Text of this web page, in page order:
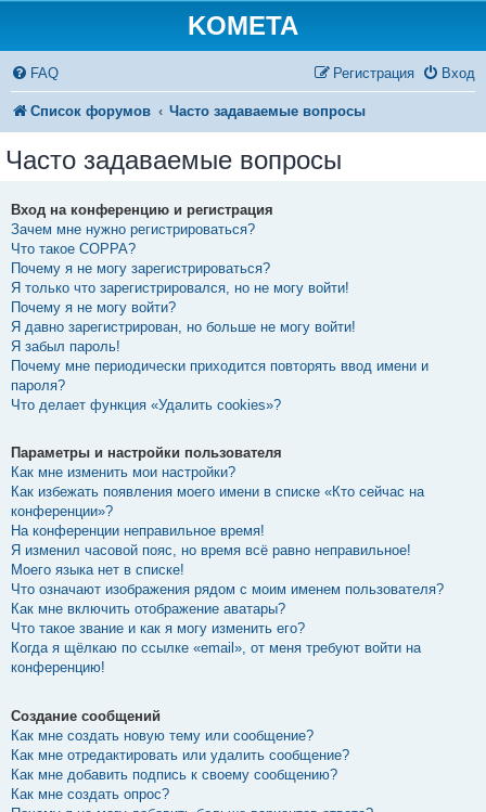
KOMETA
FAQ Вход
Регистрация
Список форумов Часто задаваемые вопросы
Часто задаваемые вопросы
Вход на конференцию и регистрация
Зачем мне нужно регистрироваться?
Что такое COPPA?
Почему я не могу зарегистрироваться?
Я только что зарегистрировался, но не могу войти!
Почему я не могу войти?
Я давно зарегистрирован, но больше не могу войти!
Я забыл пароль!
Почему мне периодически приходится повторять ввод имени и
пароля?
Что делает функция «Удалить cookies»?
Параметры и настройки пользователя
Как мне изменить мои настройки?
Как избежать появления моего имени в списке «Кто сейчас на
конференции»?
На конференции неправильное время!
Я изменил часовой пояс, но время всё равно неправильное!
Моего языка нет в списке!
Что означают изображения рядом с моим именем пользователя?
Как мне включить отображение аватары?
Что такое звание и как я могу изменить его?
Когда я щёлкаю по ссылке «email», от меня требуют войти на
конференцию!
Создание сообщений
Как мне создать новую тему или сообщение?
Как мне отредактировать или удалить сообщение?
Как мне добавить подпись к своему сообщению?
Как мне создать опрос?